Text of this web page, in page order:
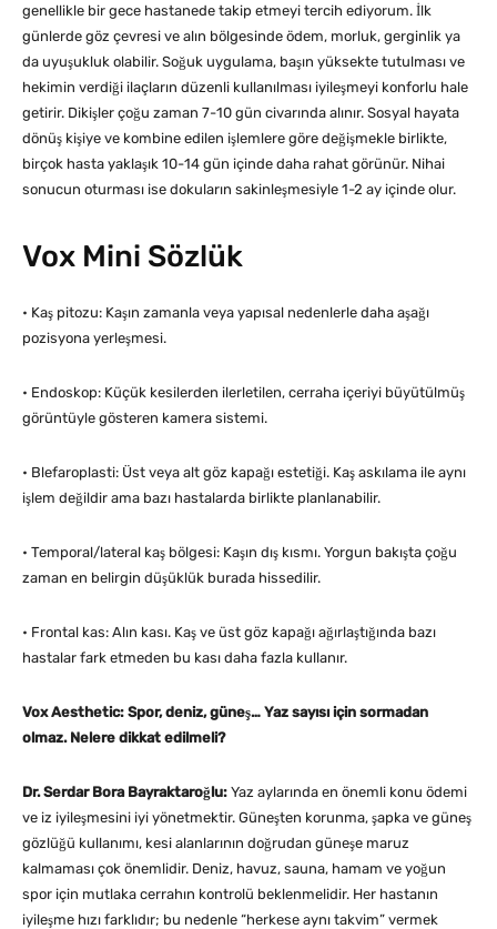
genellikle bir gece hastanede takip etmeyi tercih ediyorum. İlk
günlerde göz çevresi ve alın bölgesinde ödem, morluk, gerginlik ya
da uyuşukluk olabilir. Soğuk uygulama, başın yüksekte tutulması ve
hekimin verdiği ilaçların düzenli kullanılması iyileşmeyi konforlu hale
getirir. Dikişler çoğu zaman 7-10 gün civarında alınır. Sosyal hayata
dönüş kişiye ve kombine edilen işlemlere göre değişmekle birlikte,
birçok hasta yaklaşık 10-14 gün içinde daha rahat görünür. Nihai
sonucun oturması ise dokuların sakinleşmesiyle 1-2 ay içinde olur.
Vox Mini Sözlük
• Kaş pitozu: Kaşın zamanla veya yapısal nedenlerle daha aşağı
pozisyona yerleşmesi.
• Endoskop: Küçük kesilerden ilerletilen, cerraha içeriyi büyütülmüş
görüntüyle gösteren kamera sistemi.
• Blefaroplasti: Üst veya alt göz kapağı estetiği. Kaş askılama ile aynı
işlem değildir ama bazı hastalarda birlikte planlanabilir.
• Temporal/lateral kaş bölgesi: Kaşın dış kısmı. Yorgun bakışta çoğu
zaman en belirgin düşüklük burada hissedilir.
• Frontal kas: Alın kası. Kaş ve üst göz kapağı ağırlaştığında bazı
hastalar fark etmeden bu kası daha fazla kullanır.
Vox Aesthetic: Spor, deniz, güneş… Yaz sayısı için sormadan
olmaz. Nelere dikkat edilmeli?
Dr. Serdar Bora Bayraktaroğlu: Yaz aylarında en önemli konu ödemi
ve iz iyileşmesini iyi yönetmektir. Güneşten korunma, şapka ve güneş
gözlüğü kullanımı, kesi alanlarının doğrudan güneşe maruz
kalmaması çok önemlidir. Deniz, havuz, sauna, hamam ve yoğun
spor için mutlaka cerrahın kontrolü beklenmelidir. Her hastanın
iyileşme hızı farklıdır; bu nedenle “herkese aynı takvim” vermek